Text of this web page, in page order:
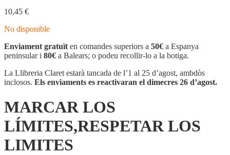
10,45 €
No disponible
Enviament gratuït en comandes superiors a 50€ a Espanya
peninsular i 80€ a Balears; o podeu recollir-lo a la botiga.
La Llibreria Claret estarà tancada de l’1 al 25 d’agost, ambdòs
inclosos. Els enviaments es reactivaran el dimecres 26 d’agost.
MARCAR LOS
LÍMITES,RESPETAR LOS
LIMITES